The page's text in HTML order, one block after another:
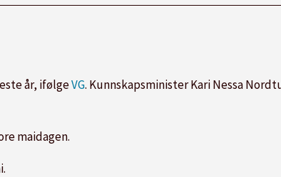
år, ifølgeVG. Kunnskapsminister Kari Nessa
maidagen.